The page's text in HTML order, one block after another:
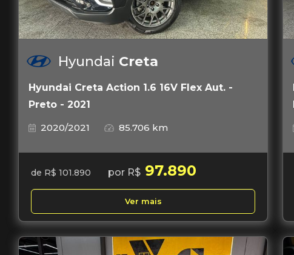
Hyundai Creta
Hyundai Creta Action 1.6 16V Flex Aut. -
Preto - 2021
2020/2021
85.706 km
de R$ 101.890 por R$ 97.890
Ver mais